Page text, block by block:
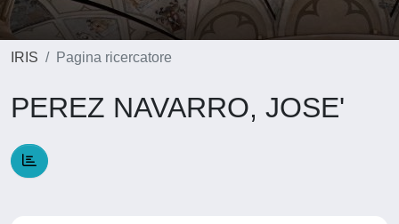
IRIS Pagina ricercatore
PEREZ NAVARRO, JOSE'